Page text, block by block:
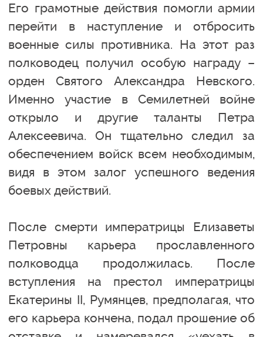
Его грамотные действия помогли армии
перейти в наступление и отбросить
военные силы противника. На этот раз
полководец получил особую награду –
орден Святого Александра Невского.
Именно участие в Семилетней войне
открыло и другие таланты Петра
Алексеевича. Он тщательно следил за
обеспечением войск всем необходимым,
видя в этом залог успешного ведения
боевых действий.
После смерти императрицы Елизаветы
Петровны карьера прославленного
полководца продолжилась. После
вступления на престол императрицы
Екатерины II, Румянцев, предполагая, что
его карьера кончена, подал прошение об